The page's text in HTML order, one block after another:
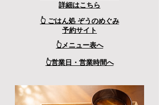
​詳細はこちら
👆 ごはん処 ぞうのめぐみ
予約サイト
👆メニュー表へ
👆営業日・営業時間へ